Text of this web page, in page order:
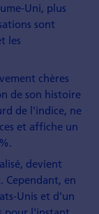
Uni, plus
sont
les
chères
de son histoire
de l'indice, ne
et affiche un
devient
Cependant, en
Unis et d'un